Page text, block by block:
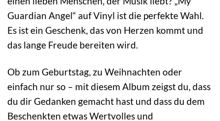
Guardian Angel“ auf Vinyl ist die perfekte Wahl.
Es ist ein Geschenk, das von Herzen kommt und
das lange Freude bereiten wird.
Ob zum Geburtstag, zu Weihnachten oder
einfach nur so – mit diesem Album zeigst du, dass
du dir Gedanken gemacht hast und dass du dem
Beschenkten etwas Wertvolles und